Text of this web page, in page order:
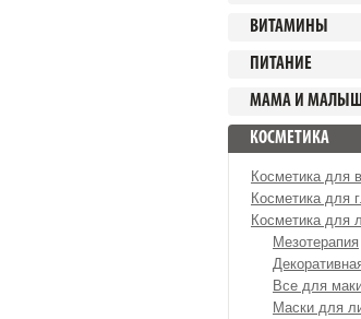
ВИТАМИНЫ
ПИТАНИЕ
МАМА И МАЛЫШ
КОСМЕТИКА
Косметика для
Косметика для
Косметика для
Мезотерапия
Все для
Маски для